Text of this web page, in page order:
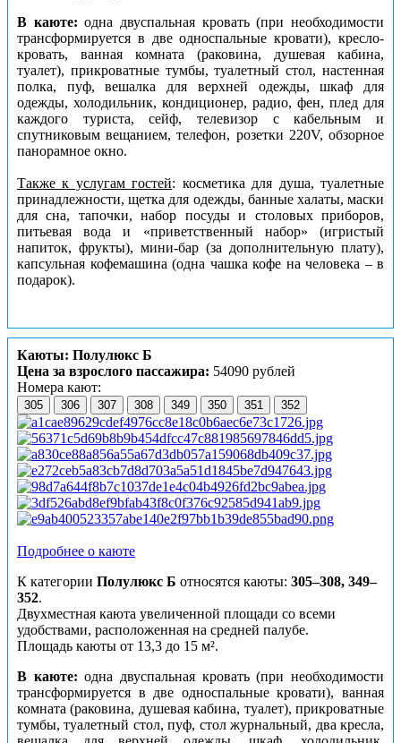
В каюте: одна двуспальная кровать (при необходимости
трансформируется в две односпальные кровати), кресло-
кровать, ванная комната (раковина, душевая кабина,
туалет), прикроватные тумбы, туалетный стол, настенная
полка, пуф, вешалка для верхней одежды, шкаф для
одежды, холодильник, кондиционер, радио, фен, плед для
каждого туриста, сейф, телевизор с кабельным и
спутниковым вещанием, телефон, розетки 220V, обзорное
панорамное окно.
Также к услугам гостей: косметика для душа, туалетные
принадлежности, щетка для одежды, банные халаты, маски
для сна, тапочки, набор посуды и столовых приборов,
питьевая вода и «приветственный набор» (игристый
напиток, фрукты), мини-бар (за дополнительную плату),
капсульная кофемашина (одна чашка кофе на человека – в
подарок).
Каюты: Полулюкс Б
Цена за взрослого пассажира: 54090 рублей
Номера кают:
305 306 307 308 349 350 351 352
Подробнее о каюте
К категории Полулюкс Б относятся каюты: 305–308, 349–
352.
Двухместная каюта увеличенной площади со всеми
удобствами, расположенная на средней палубе.
Площадь каюты от 13,3 до 15 м².
В каюте: одна двуспальная кровать (при необходимости
трансформируется в две односпальные кровати), ванная
комната (раковина, душевая кабина, туалет), прикроватные
тумбы, туалетный стол, пуф, стол журнальный, два кресла,